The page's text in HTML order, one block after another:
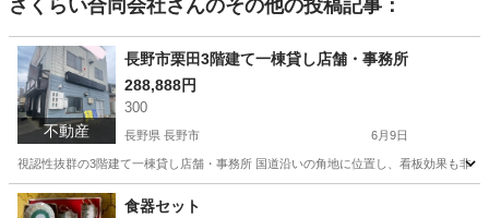
さくらい合同会社さんのその他の投稿記事：
不動産
長野市栗田3階建て一棟貸し店舗・事務所
288,888円
300
長野県 長野市 6月9日
視認性抜群の3階建て一棟貸し店舗・事務所 国道沿いの角地に位置し、看板効果も非
長野 長野市 マンション
食器セット